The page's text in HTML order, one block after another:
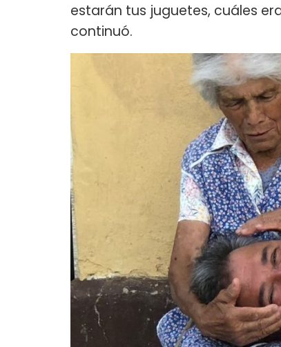
estarán tus juguetes, cuáles
continuó.